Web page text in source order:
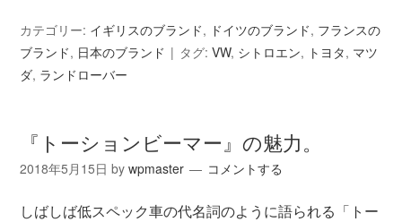
カテゴリー: イギリスのブランド, ドイツのブランド, フランスの
ブランド, 日本のブランド タグ:VW, シトロエン, トヨタ, マツ
ダ, ランドローバー
『トーションビーマー』の魅力。
2018年5月15日 bywpmaster コメントする
しばしば低スペック車の代名詞のように語られる「トー